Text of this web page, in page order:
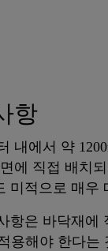
항
내에서 약
에 직접 배치
미적으로 매우
항은 바닥재
용해야 한다